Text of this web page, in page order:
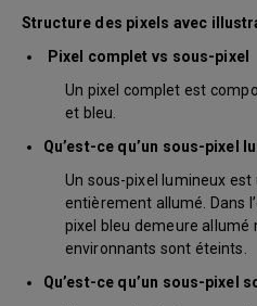
Structure des pixels avec
Pixel complet vs sous-pixel
Un pixel complet est
et bleu.
Qu’est-ce qu’un sous-pixel
Un sous-pixel lumineux
entièrement allumé. Dans
pixel bleu demeure allumé
environnants sont éteints.
Qu’est-ce qu’un sous-pixel